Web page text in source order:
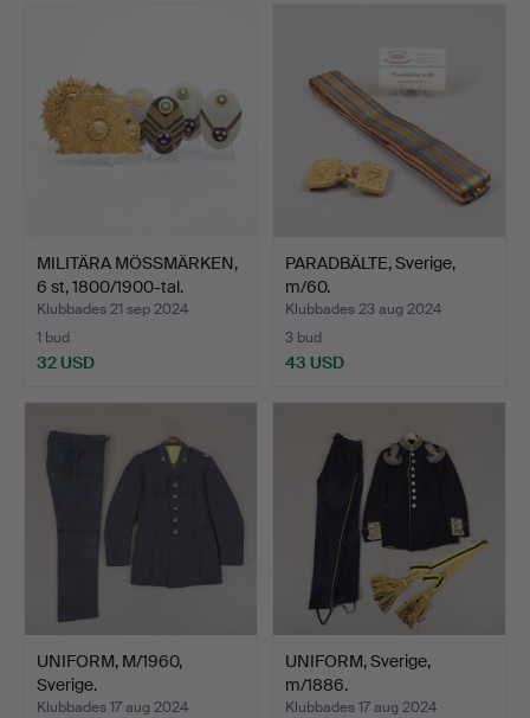
MILITÄRA MÖSSMÄRKEN,
6 st, 1800/1900-tal.
Klubbades 21 sep 2024
1 bud
32 USD
PARADBÄLTE, Sverige,
m/60.
Klubbades 23 aug 2024
3 bud
43 USD
UNIFORM, M/1960,
Sverige.
Klubbades 17 aug 2024
UNIFORM, Sverige,
m/1886.
Klubbades 17 aug 2024